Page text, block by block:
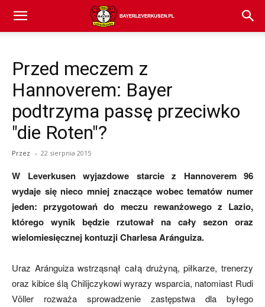
Bayer
Leverkusen
aktualności
Przed meczem z
Hannoverem: Bayer
podtrzyma passę przeciwko
"die Roten"?
Przez - 22 sierpnia 2015
W Leverkusen wyjazdowe starcie z Hannoverem 96
wydaje się nieco mniej znaczące wobec tematów numer
jeden: przygotowań do meczu rewanżowego z Lazio,
którego wynik będzie rzutował na cały sezon oraz
wielomiesięcznej kontuzji Charlesa Aránguiza.
Uraz Aránguiza wstrząsnął całą drużyną, piłkarze, trenerzy
oraz kibice ślą Chilijczykowi wyrazy wsparcia, natomiast Rudi
Völler rozważa sprowadzenie zastępstwa dla byłego